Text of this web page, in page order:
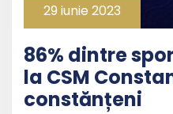
29 iunie 2023
86% dintre
la CSM
constănțeni